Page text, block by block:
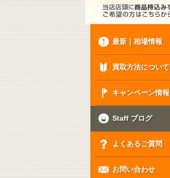
最新｜相場情報
買取方法について
キャンペーン情報
Staff ブログ
よくあるご質問
お問い合わせ